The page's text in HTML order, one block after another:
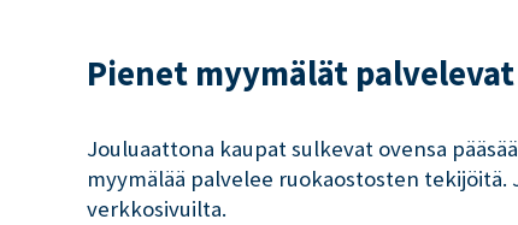
Pienet myymälät
Jouluaattona kaupat sulkevat ovensa
myymälää palvelee ruokaostosten
verkkosivuilta.